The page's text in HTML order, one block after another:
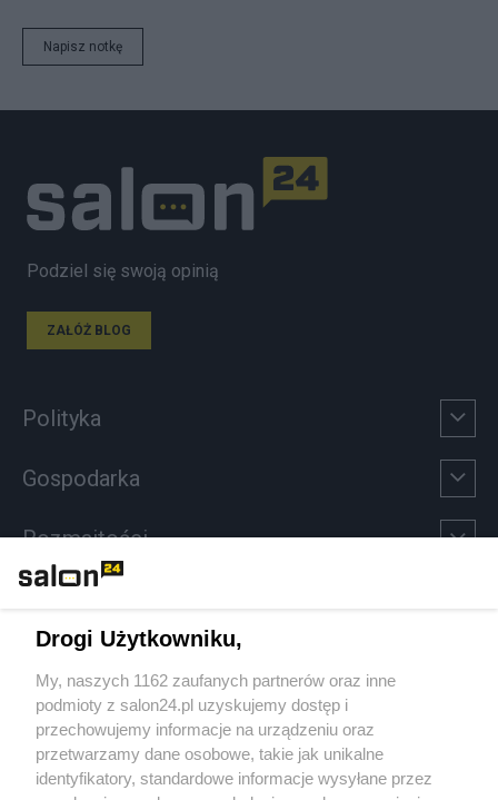
Napisz notkę
Podziel się swoją opinią
ZAŁÓŻ BLOG
Polityka
Gospodarka
Rozmaitości
Sport
Społeczeństwo
Kultura
Drogi Użytkowniku,
My, naszych 1162 zaufanych partnerów oraz inne
podmioty z salon24.pl uzyskujemy dostęp i
przechowujemy informacje na urządzeniu oraz
przetwarzamy dane osobowe, takie jak unikalne
identyfikatory, standardowe informacje wysyłane przez